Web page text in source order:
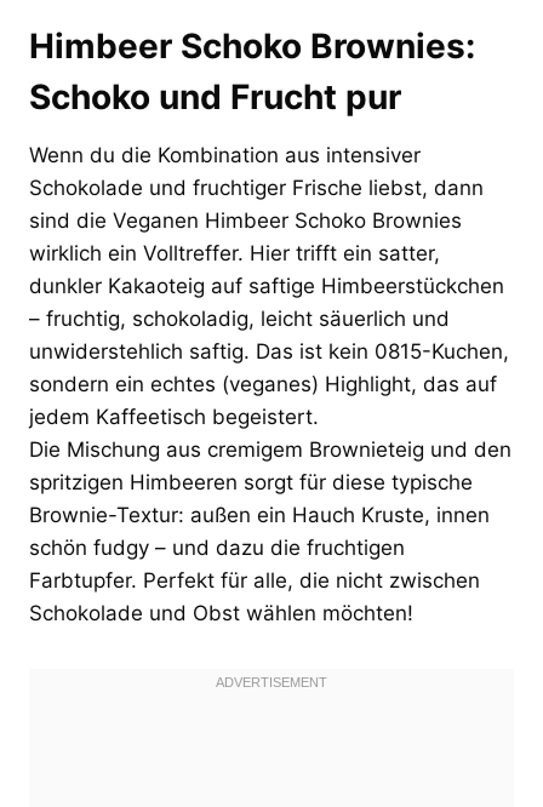
Himbeer Schoko Brownies:
Schoko und Frucht pur
Wenn du die Kombination aus intensiver
Schokolade und fruchtiger Frische liebst, dann
sind die Veganen Himbeer Schoko Brownies
wirklich ein Volltreffer. Hier trifft ein satter,
dunkler Kakaoteig auf saftige Himbeerstückchen
– fruchtig, schokoladig, leicht säuerlich und
unwiderstehlich saftig. Das ist kein 0815-Kuchen,
sondern ein echtes (veganes) Highlight, das auf
jedem Kaffeetisch begeistert.
Die Mischung aus cremigem Brownieteig und den
spritzigen Himbeeren sorgt für diese typische
Brownie-Textur: außen ein Hauch Kruste, innen
schön fudgy – und dazu die fruchtigen
Farbtupfer. Perfekt für alle, die nicht zwischen
Schokolade und Obst wählen möchten!